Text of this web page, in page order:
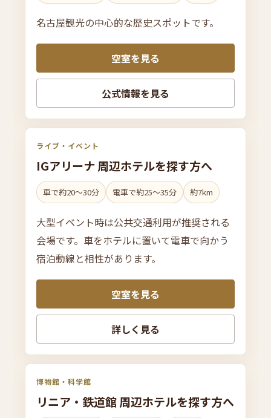
名古屋観光の中心的な歴史スポットです。
空室を見る
公式情報を見る
ライブ・イベント
IGアリーナ 周辺ホテルを探す方へ
車で約20〜30分 電車で約25〜35分 約7km
大型イベント時は公共交通利用が推奨される
会場です。車をホテルに置いて電車で向かう
宿泊動線と相性があります。
空室を見る
詳しく見る
博物館・科学館
リニア・ 鉄道館 周辺ホテルを探す方へ